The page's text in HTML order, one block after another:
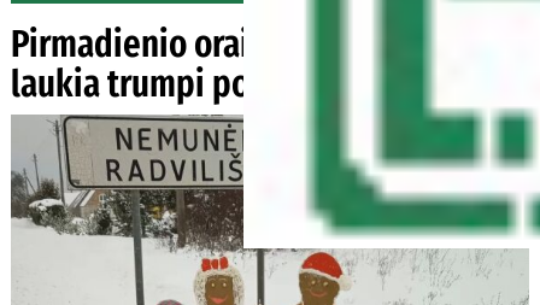
Pirmadienio orai kiek nustebins:
laukia trumpi pokyčiai